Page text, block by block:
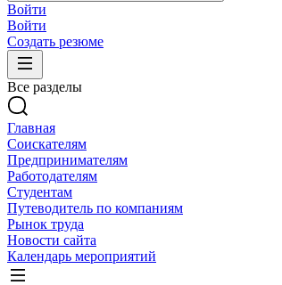
Войти
Войти
Создать резюме
Все разделы
Главная
Соискателям
Предпринимателям
Работодателям
Студентам
Путеводитель по компаниям
Рынок труда
Новости сайта
Календарь мероприятий